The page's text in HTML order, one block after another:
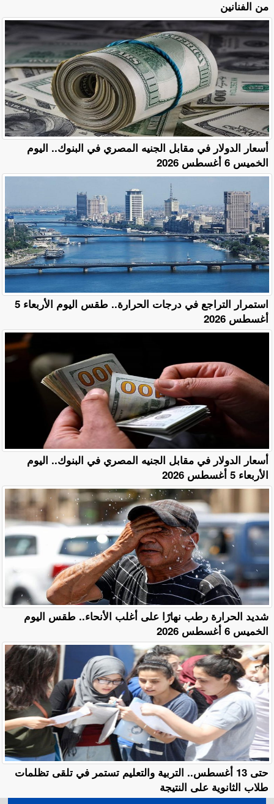
من الفنانين
أسعار الدولار في مقابل الجنيه المصري في البنوك.. اليوم
الخميس 6 أغسطس 2026
استمرار التراجع في درجات الحرارة.. طقس اليوم الأربعاء 5
أغسطس 2026
أسعار الدولار في مقابل الجنيه المصري في البنوك.. اليوم
الأربعاء 5 أغسطس 2026
​شديد الحرارة رطب نهارًا على أغلب الأنحاء.. طقس اليوم
الخميس 6 أغسطس 2026
حتى 13 أغسطس.. التربية والتعليم تستمر في تلقى تظلمات
طلاب الثانوية على النتيجة